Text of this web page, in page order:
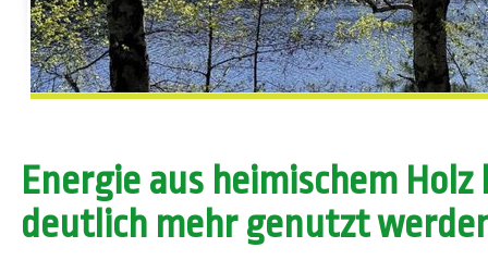
Energie aus heimischem
deutlich mehr genutzt